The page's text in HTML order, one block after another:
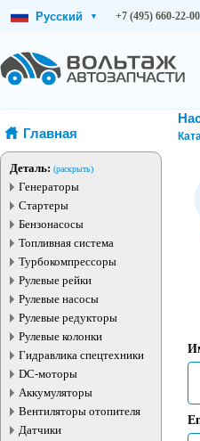
Русский ▾ +7 (495) 660-22-00
Главная
Деталь: (раскрыть)
Генераторы
Стартеры
Бензонасосы
Топливная система
Турбокомпрессоры
Рулевые рейки
Рулевые насосы
Рулевые редукторы
Рулевые колонки
Гидравлика спецтехники
DC-моторы
Аккумуляторы
Вентиляторы отопителя
Датчики